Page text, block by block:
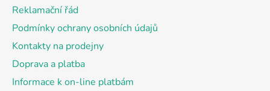
Reklamační řád
Podmínky ochrany osobních údajů
Kontakty na prodejny
Doprava a platba
Informace k on-line platbám